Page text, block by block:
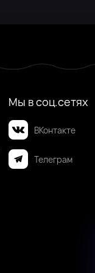
Мы в соц.сетях
ВКонтакте
Телеграм